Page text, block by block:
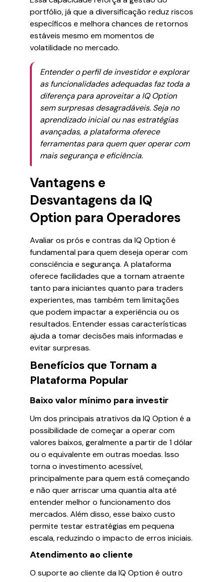
portfólio, já que a diversificação reduz riscos
específicos e melhora chances de retornos
estáveis mesmo em momentos de
volatilidade no mercado.
Entender o perfil de investidor e explorar
as funcionalidades adequadas faz toda a
diferença para aproveitar a IQ Option
sem surpresas desagradáveis. Seja no
aprendizado inicial ou nas estratégias
avançadas, a plataforma oferece
ferramentas para quem quer operar com
mais segurança e eficiência.
Vantagens e
Desvantagens da IQ
Option para Operadores
Avaliar os prós e contras da IQ Option é
fundamental para quem deseja operar com
consciência e segurança. A plataforma
oferece facilidades que a tornam atraente
tanto para iniciantes quanto para traders
experientes, mas também tem limitações
que podem impactar a experiência ou os
resultados. Entender essas características
ajuda a tomar decisões mais informadas e
evitar surpresas.
Benefícios que Tornam a
Plataforma Popular
Baixo valor mínimo para investir
Um dos principais atrativos da IQ Option é a
possibilidade de começar a operar com
valores baixos, geralmente a partir de 1 dólar
ou o equivalente em outras moedas. Isso
torna o investimento acessível,
principalmente para quem está começando
e não quer arriscar uma quantia alta até
entender melhor o funcionamento dos
mercados. Além disso, esse baixo custo
permite testar estratégias em pequena
escala, reduzindo o impacto de erros iniciais.
Atendimento ao cliente
O suporte ao cliente da IQ Option é outro